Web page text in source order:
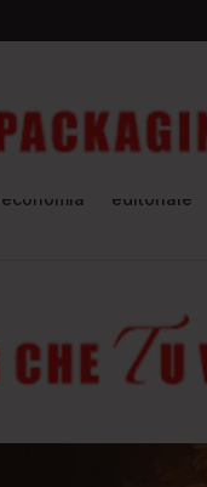
economia editoriale